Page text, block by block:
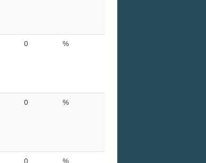
0 %
0 %
0 %